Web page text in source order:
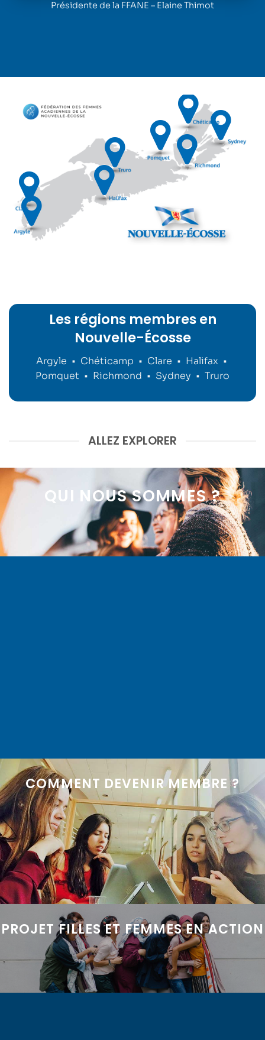
Présidente de la FFANE – Elaine Thimot
Les régions membres en
Nouvelle-Écosse
Argyle • Chéticamp • Clare • Halifax •
Pomquet • Richmond • Sydney • Truro
ALLEZ EXPLORER
QUI NOUS SOMMES ?
COMMENT DEVENIR MEMBRE ?
PROJET FILLES ET FEMMES EN ACTION